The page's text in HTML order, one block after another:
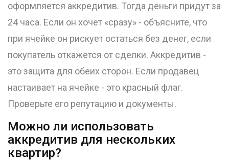
оформляется аккредитив. Тогда деньги придут за
24 часа. Если он хочет «сразу» - объясните, что
при ячейке он рискует остаться без денег, если
покупатель откажется от сделки. Аккредитив -
это защита для обеих сторон. Если продавец
настаивает на ячейке - это красный флаг.
Проверьте его репутацию и документы.
Можно ли использовать
аккредитив для нескольких
квартир?